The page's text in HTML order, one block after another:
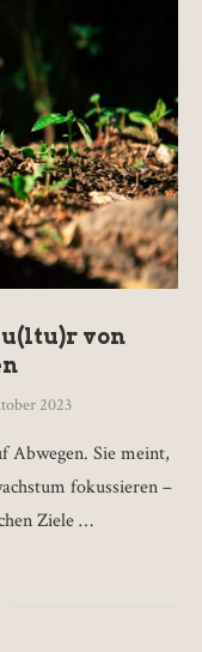
von
2023
Abwegen. Sie meint,
fokussieren –
Ziele …